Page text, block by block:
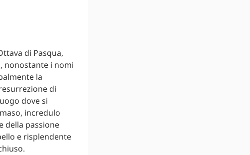
di Pasqua,
nonostante i nomi
la
di
dove si
incredulo
della passione
e risplendente